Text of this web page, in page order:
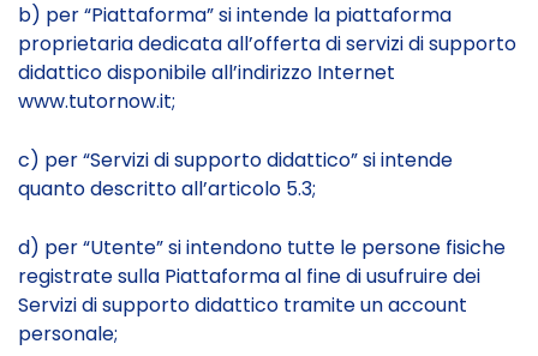
b) per “Piattaforma” si intende la piattaforma
proprietaria dedicata all’offerta di servizi di supporto
didattico disponibile all’indirizzo Internet
www.tutornow.it;
c) per “Servizi di supporto didattico” si intende
quanto descritto all’articolo 5.3;
d) per “Utente” si intendono tutte le persone fisiche
registrate sulla Piattaforma al fine di usufruire dei
Servizi di supporto didattico tramite un account
personale;